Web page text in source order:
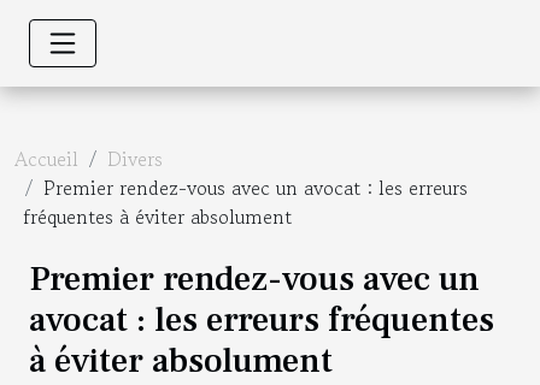
Accueil
Divers
Premier rendez-vous avec un avocat : les erreurs
fréquentes à éviter absolument
Premier rendez-vous avec un
avocat : les erreurs fréquentes
à éviter absolument